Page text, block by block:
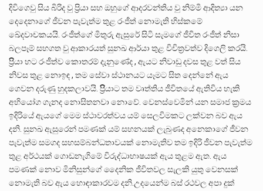
දිවිගෙවු සිය බිරිද වු ප්‍රියා සහ ඔහුගේ ආදරවන්තිය වු නිම්මි ආදිත්‍යා යන
දෙදෙනාගේ ජීවන පැවැත්ම තුළ රංජීත් නොමැති හිස්කමේ
⁣⁣ඛේදවාචකයයි. රංජීත්ගේ මිතුරු ඇසුරේ සිටි සැමගේ ජීවිත රංජීත් නිසා
බලපෑම් සහගත වු ආකාරයත් සුනඛ ආර්යා තුළ විචිත්‍රවත්ව දිගෙලි කරයි.
ප්‍රිිියා හට රංජීත්ව කොතරම් දැනුණේද , ඇයට නිවාඩු දවස තුළ වත් සිය
නිවස තුළ නොඉඳ , තම සේවා ස්ථානයට යෑමට සිත ⁣දෙන්නේ ඇය
ගෙවන දරුණු හුදකලාවයි. ප්‍රිිිියාට තම වෘත්තිය ජීවිතයේ ඇතිවිය හැකි
අභියෝග ගැනද නොසිතනවා නොවේ. වෙනස්වෙමින් යන සමාජ ක්‍රමය
ඉදිරියේ⁣ ඇයගේ මෙම ස්ථාවරත්වය යම් සෙලවිමකට ලක්වන බව ඇය
දනි. සුනඛ ඇසුරෙන් පමණක් යම් සහනයක් ලැබුණද අනෙකාගේ ජීවන
පැවැත්ම සමගද සහසම්බන්ධතාවයක් ⁣නොමැතිව තම ඉදිරි ජීවන පැවැත්ම
තුළ අර්ථයක් ගොඩනැගිමේ විරුද්ධාභාෂයක් ඇය තුළම ඇත. ඇය
පමණක් නොව මිනිසුන්ගේ දෛනික ජීවිතවල සැලකි යුතු වෙනසක්
නොමැති බව ඇය හොඳාකාරවම දනි.උදයෙන්ම බස් රථවල අපා දුක්